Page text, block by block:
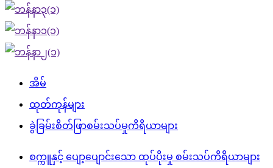
အိမ်
ထုတ်ကုန်များ
ခွဲခြမ်းစိတ်ဖြာစမ်းသပ်မှုကိရိယာများ
စက္ကူနှင့် ပျော့ပျောင်းသော ထုပ်ပိုးမှု စမ်းသပ်ကိရိယာများ